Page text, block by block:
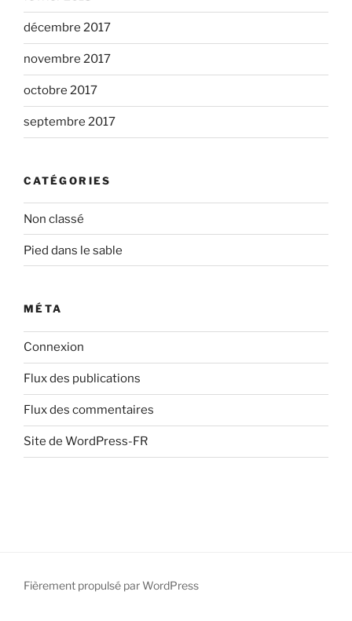
décembre 2017
novembre 2017
octobre 2017
septembre 2017
CATÉGORIES
Non classé
Pied dans le sable
MÉTA
Connexion
Flux des publications
Flux des commentaires
Site de WordPress-FR
Fièrement propulsé par WordPress